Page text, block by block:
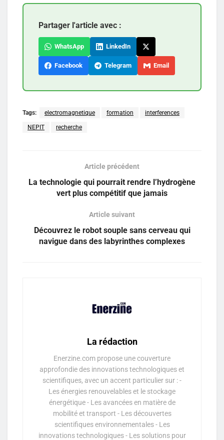
Partager l'article avec :
WhatsApp LinkedIn
Facebook Telegram Email
Tags: electromagnetique formation interferences
NEPIT recherche
Article précédent
La technologie qui pourrait rendre l’hydrogène
vert plus compétitif que jamais
Article suivant
Découvrez le robot souple sans cerveau qui
navigue dans des labyrinthes complexes
La rédaction
Enerzine.com propose une couverture
approfondie des innovations technologiques et
scientifiques, avec un accent particulier sur : -
Les énergies renouvelables et le stockage
énergétique - Les avancées en matière de
mobilité et transport - Les découvertes
scientifiques environnementales - Les
innovations technologiques - Les solutions pour